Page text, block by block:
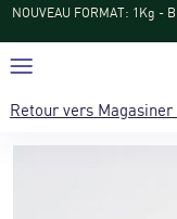
NOUVEAU FORMAT: 1Kg
Retour vers Magasiner